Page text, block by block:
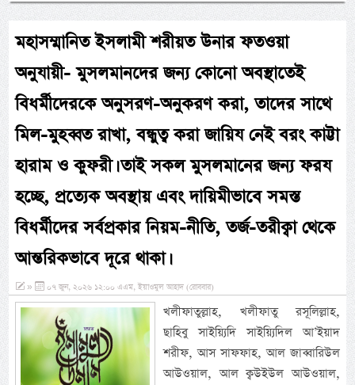
মহাসম্মানিত ইসলামী শরীয়ত উনার ফতওয়া
অনুযায়ী- মুসলমানদের জন্য কোনো অবস্থাতেই
বিধর্মীদেরকে অনুসরণ-অনুকরণ করা, তাদের সাথে
মিল-মুহব্বত রাখা, বন্ধুত্ব করা জায়িয নেই বরং কাট্টা
হারাম ও কুফরী। তাই সকল মুসলমানের জন্য ফরয
হচ্ছে, প্রত্যেক অবস্থায় এবং দায়িমীভাবে সমস্ত
বিধর্মীদের সর্বপ্রকার নিয়ম-নীতি, তর্জ-তরীক্বা থেকে
আন্তরিকভাবে দূরে থাকা।
» ০৭ জুন, ২০২৬ ১২:০০ এএম, ইয়াওমুল আহাদ (রোববার)
খলীফাতুল্লাহ, খলীফাতু রসূলিল্লাহ,
ছাহিবু সাইয়্যিদি সাইয়্যিদিল আ’ইয়াদ
শরীফ, আস সাফফাহ, আল জাব্বারিউল
আউওয়াল, আল ক্বউইউল আউওয়াল,